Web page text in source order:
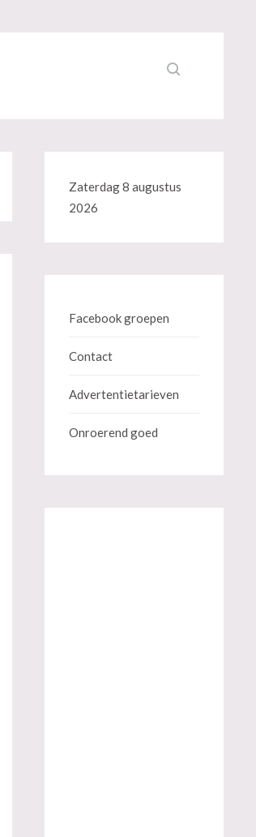
Zaterdag 8 augustus
2026
Facebook groepen
Contact
Advertentietarieven
Onroerend goed